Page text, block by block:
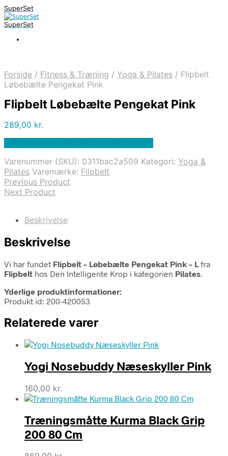
SuperSet
SuperSet
Forside / Fitness & Træning / Yoga & Pilates / Flipbelt
Løbebælte Pengekat Pink
Flipbelt Løbebælte Pengekat Pink
289,00 kr.
Varenummer (SKU): 0311bac2a509 Kategori: Yoga &
Pilates Varemærke: Flipbelt
Previous Product
Next Product
Beskrivelse
Beskrivelse
Vi har fundet Flipbelt – Løbebælte Pengekat Pink – Lfra
Flipbelt hos Den Intelligente Krop i kategorien Pilates.
Yderlige produktinformationer:
Produkt id: 200-420053
Relaterede varer
Yogi Nosebuddy Næseskyller Pink
160,00 kr.
Træningsmåtte Kurma Black Grip
200 80 Cm